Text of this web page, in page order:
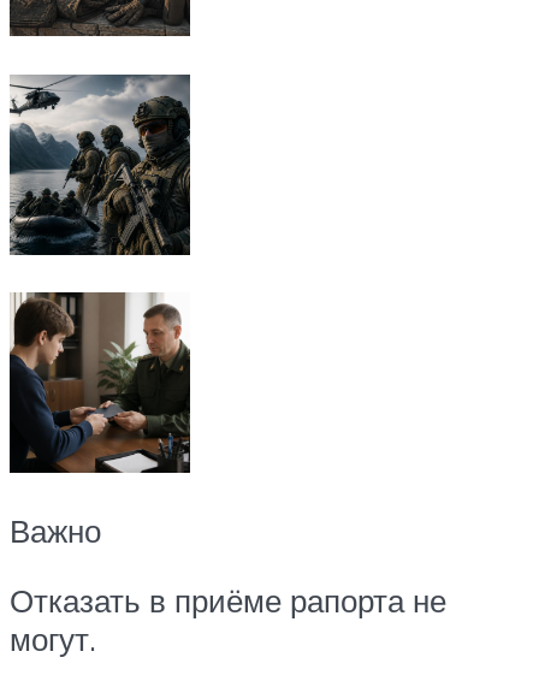
Важно
Отказать в приёме рапорта не
могут.